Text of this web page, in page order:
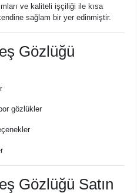
ve kaliteli işçiliği ile kısa
sağlam bir yer edinmiştir.
Gözlüğü
gözlükler
Gözlüğü Satın